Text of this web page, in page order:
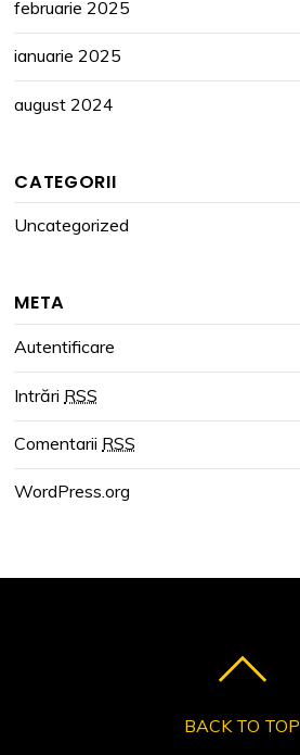
februarie 2025
ianuarie 2025
august 2024
CATEGORII
Uncategorized
META
Autentificare
Intrări RSS
Comentarii RSS
WordPress.org
BACK TO TOP